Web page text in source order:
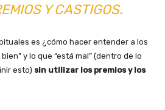
Y CASTIGOS.
es ¿cómo hacer entender a los
y lo que “está mal” (dentro de lo
esto) sin utilizar los premios y los